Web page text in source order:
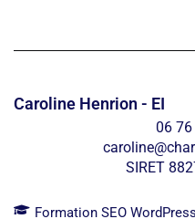
Caroline Henrion - EI
06
SIRET
Formation SEO